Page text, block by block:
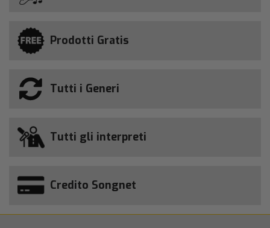
Prodotti Gratis
Tutti i Generi
Tutti gli interpreti
Credito Songnet